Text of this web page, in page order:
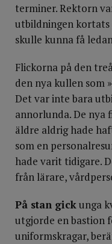
terminer. Rektorn
utbildningen
skulle kunna få
Flickorna på den
den nya kullen som
Det var inte bara
annorlunda. De nya
äldre aldrig hade
som en
hade varit tidigare.
från lärare,
På stan gickunga
utgjorde en bastion
uniformskragar,